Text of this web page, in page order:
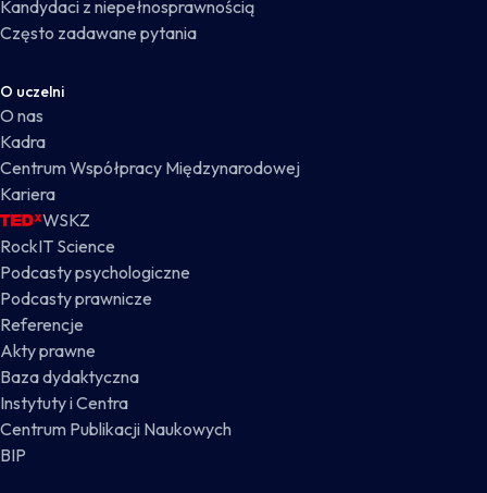
Kandydaci z niepełnosprawnością
Często zadawane pytania
O uczelni
O nas
Kadra
Centrum Współpracy Międzynarodowej
Kariera
WSKZ
RockIT Science
Podcasty psychologiczne
Podcasty prawnicze
Referencje
Akty prawne
Baza dydaktyczna
Instytuty i Centra
Centrum Publikacji Naukowych
BIP